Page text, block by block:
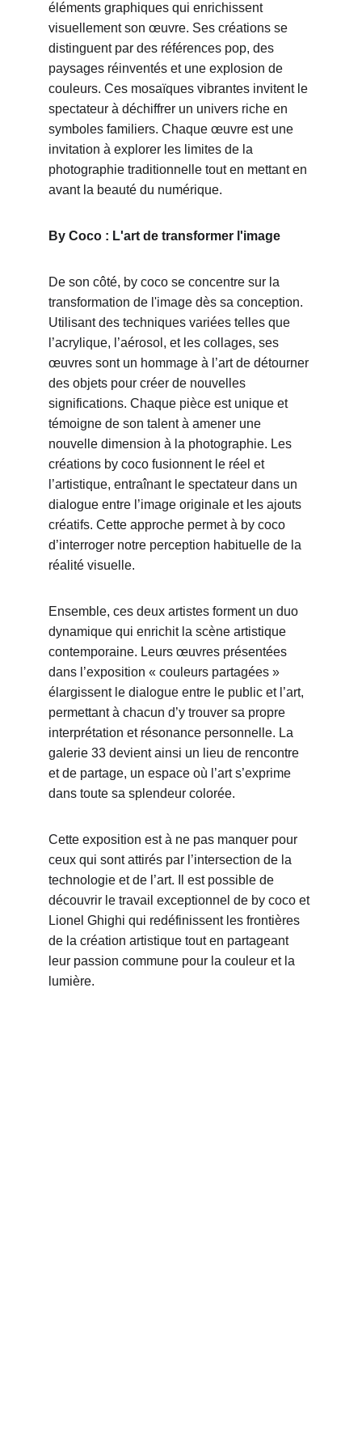
éléments graphiques qui enrichissent
visuellement son œuvre. Ses créations se
distinguent par des références pop, des
paysages réinventés et une explosion de
couleurs. Ces mosaïques vibrantes invitent le
spectateur à déchiffrer un univers riche en
symboles familiers. Chaque œuvre est une
invitation à explorer les limites de la
photographie traditionnelle tout en mettant en
avant la beauté du numérique.
By Coco : L'art de transformer l'image
De son côté, by coco se concentre sur la
transformation de l'image dès sa conception.
Utilisant des techniques variées telles que
l’acrylique, l’aérosol, et les collages, ses
œuvres sont un hommage à l’art de détourner
des objets pour créer de nouvelles
significations. Chaque pièce est unique et
témoigne de son talent à amener une
nouvelle dimension à la photographie. Les
créations by coco fusionnent le réel et
l’artistique, entraînant le spectateur dans un
dialogue entre l’image originale et les ajouts
créatifs. Cette approche permet à by coco
d’interroger notre perception habituelle de la
réalité visuelle.
Ensemble, ces deux artistes forment un duo
dynamique qui enrichit la scène artistique
contemporaine. Leurs œuvres présentées
dans l’exposition « couleurs partagées »
élargissent le dialogue entre le public et l’art,
permettant à chacun d’y trouver sa propre
interprétation et résonance personnelle. La
galerie 33 devient ainsi un lieu de rencontre
et de partage, un espace où l’art s’exprime
dans toute sa splendeur colorée.
Cette exposition est à ne pas manquer pour
ceux qui sont attirés par l’intersection de la
technologie et de l’art. Il est possible de
découvrir le travail exceptionnel de by coco et
Lionel Ghighi qui redéfinissent les frontières
de la création artistique tout en partageant
leur passion commune pour la couleur et la
lumière.